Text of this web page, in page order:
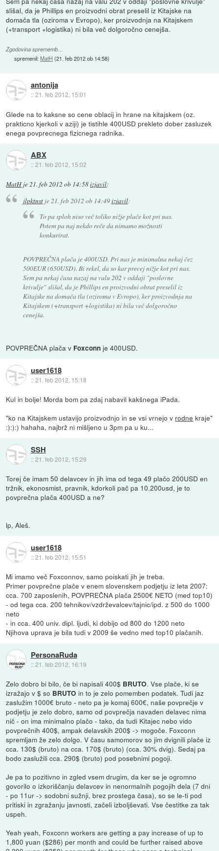
slišal, da je Phillips en proizvodni obrat preselil iz Kitajske na
domača tla (oziroma v Evropo), ker proizvodnja na Kitajskem
(+transport +logistika) ni bila več dolgoročno cenejša.
Zgodovina sprememb…
spremenil:MatH (21. feb 2012 ob 14:58)
antonija
::21. feb 2012, 15:01
Glede na to kaksne so cene oblacij in hrane na kitajskem (oz.
prakticno kjerkoli v aziji) je tistihle 400USD prekleto dober zasluzek
enega povprecnega fizicnega radnika.
ABX
::21. feb 2012, 15:02
MatH je21. feb 2012 ob 14:58izjavil:
jlpktnstje 21. feb 2012 ob 14:49izjavil:
To pa sploh niso več toliko nižje plače kot pri nas.
Potem pa naj nekdo reče da nimamo možnosti
konkurirat.
POVPREČNA plača je 400USD. Pri nas je minimalna nekaj čez
500EUR (650USD). Bi rekel, da so kar precej nižje kot pri nas.
Sem pa nekaj časa nazaj na valu 202 v oddaji "poslovne
krivulje" slišal, da je Phillips en proizvodni obrat preselil iz
Kitajske na domača tla (oziroma v Evropo), ker proizvodnja na
Kitajskem (+transport +logistika) ni bila več dolgoročno
cenejša.
POVPREČNA plača v Foxconnje 400USD.
user1618
::21. feb 2012, 15:18
Kul in bolje! Morda bom pa zdaj nabavil kakšnega iPada.
"ko na Kitajskem ustavijo proizvodnjo in se vsi vrnejo v rodne kraje"
:):):) hahaha, najbrž ni mišljeno u 3pm pa u ku...
SSH
::21. feb 2012, 15:29
Torej če imam 50 delavcev in jih ima od tega 49 plačo 200USD en
tržnik, ekonosmist, pravnik, kdorkoli pač pa 10.200usd, je to
povprečna plača 400USD a ne?
lp, Aleš.
user1618
::21. feb 2012, 15:51
Mi imamo več Foxconnov, samo poiskati jih je treba.
Primer povprečne plače v enem slovenskem podjetju iz leta 2007:
cca. 700 zaposlenih, POVPREČNA plača 2500€ NETO (med top10)
- od tega cca. 200 tehnikov/vzdrževalcev/tajnic/ipd. z 500 do 1000
neto
- in cca. 400 univ. dipl. ljudi, ki dobijo od 800 do 1200 neto
Njihova uprava je bila tudi v 2009 še vedno med top10 plačanih.
PersonaRuda
::21. feb 2012, 16:19
Zelo dobro bi bilo, če bi napisali 400$ BRUTO. Vse plače, ki se
izražajo v $ so BRUTOin to je zelo pomemben podatek. Tudi jaz
zaslužim 1000€ bruto - neto pa je komaj 600€, naše povprečje v
podjetju je zelo dobro, samo od povprečja navaden delavec nima
nič - on ima minimalno plačo - tako, da tudi Kitajec nebo vido
povprečnih 400$, ampak delavskih 200$ -> mogoče. Foxconn
spremljam že zelo dolgo. V času samomorov so jim dvignili plače iz
cca. 130$ (bruto) na cca. 170$ (bruto) (cca. 30% dvig). Sedaj pa
bodo zaslužili cca. 290$ (bruto) pod posebnimi pogoji.
Je pa to pozitivno in zgled vsem drugim, da ker se je ogromno
govorilo o izkoriščanju delavcev in nenormalnih pogojih dela (7 dni
- po 11ur -> sodobni sužnji, brez prostega časa), so se le-ti pod
pritiski in zgražanju javnosti, začeli izboljševati. Vse čestitke za tak
uspeh.
Yeah yeah, Foxconn workers are getting a pay increase of up to
1,800 yuan ($286) per month and could be further raised above